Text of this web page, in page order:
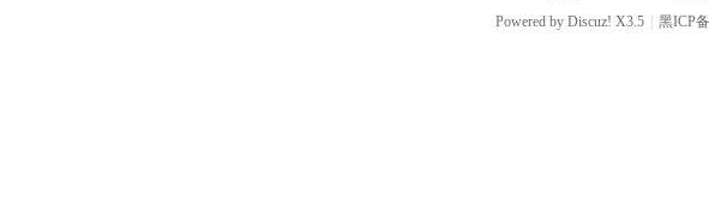
Powered by Discuz! X3.5 黑ICP